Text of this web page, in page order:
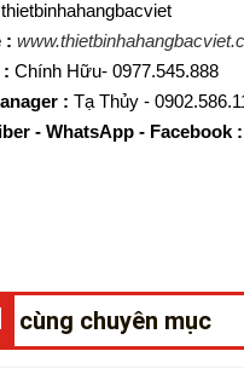
thietbinhahangbacviet
:
: Chính Hữu- 0977.545.888
: Tạ Thủy -
- WhatsApp - Facebook :
cùng chuyên mục